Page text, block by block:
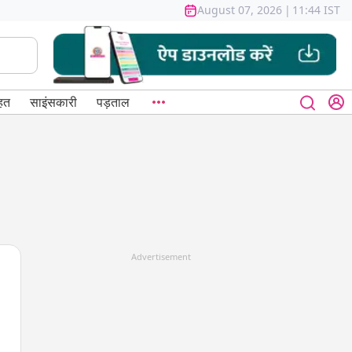
August 07, 2026 | 11:44 IST
साइंसकारी पड़ताल
Advertisement